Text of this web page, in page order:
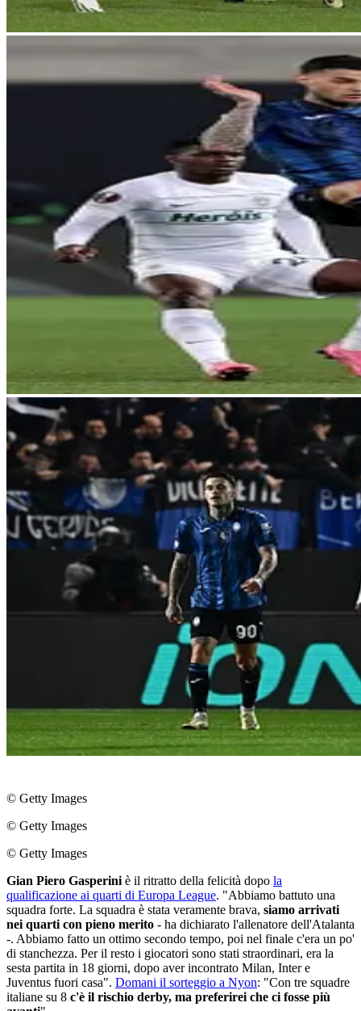
© Getty Images
© Getty Images
© Getty Images
Gian Piero Gasperini è il ritratto della felicità dopo la
qualificazione ai quarti di Europa League. "Abbiamo battuto una
squadra forte. La squadra è stata veramente brava, siamo arrivati
nei quarti con pieno merito - ha dichiarato l'allenatore dell'Atalanta
-. Abbiamo fatto un ottimo secondo tempo, poi nel finale c'era un po'
di stanchezza. Per il resto i giocatori sono stati straordinari, era la
sesta partita in 18 giorni, dopo aver incontrato Milan, Inter e
Juventus fuori casa". Domani il sorteggio a Nyon: "Con tre squadre
italiane su 8 c'è il rischio derby, ma preferirei che ci fosse più